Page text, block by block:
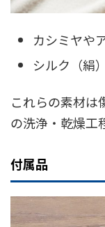
カシミヤや
シルク（絹）
これらの素材は
の洗浄・乾燥工
付属品